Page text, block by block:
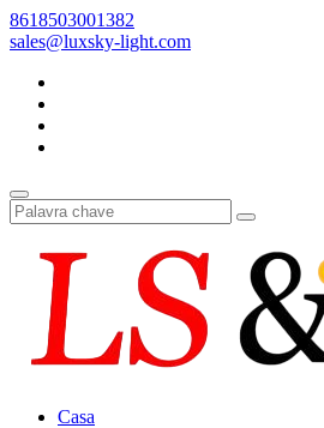
8618503001382
sales@luxsky-light.com
Casa